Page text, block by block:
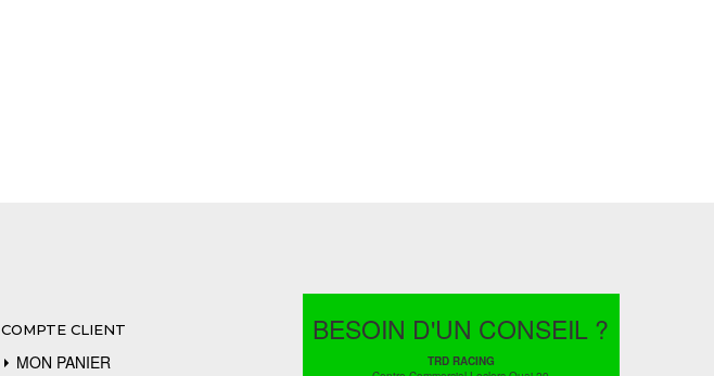
COMPTE CLIENT
MON PANIER
BESOIN D'UN CONSEIL ?
TRD RACING